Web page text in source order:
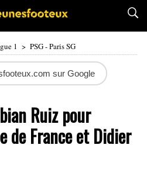
1 > PSG - Paris SG
sur Google
Ruiz pour
de France et Didier